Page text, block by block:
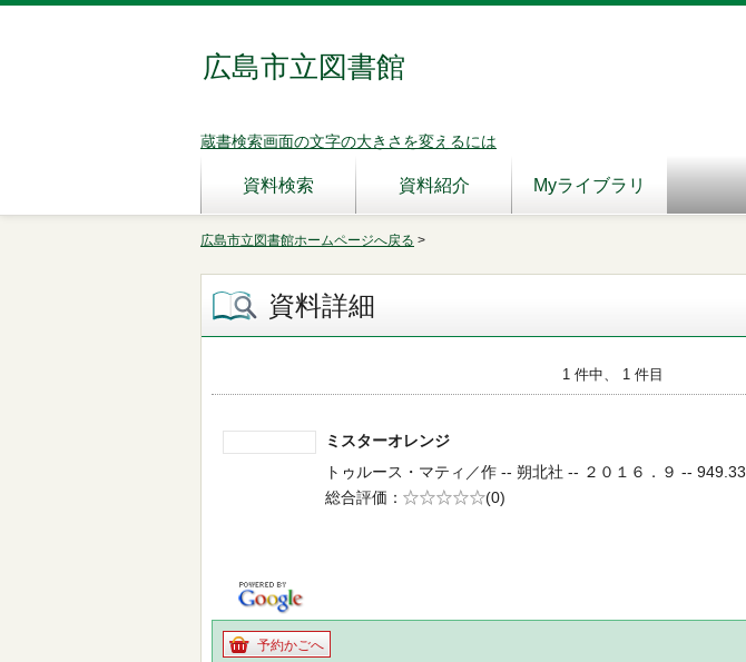
広島市立図書館
蔵書検索画面の文字の大きさを変えるには
資料検索 資料紹介 Myライブラリ
広島市立図書館ホームページへ戻る >
資料詳細
1 件中、 1 件目
ミスターオレンジ
トゥルース・マティ／作 -- 朔北社 -- ２０１６．９ -- 949.33
総合評価
5段階評価
(0)
予約かごへ